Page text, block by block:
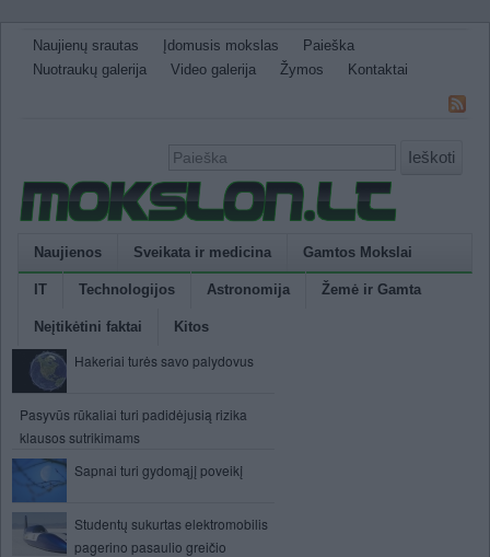
Naujienų srautas Įdomusis mokslas
Paieška
Nuotraukų galerija
Video galerija Žymos Kontaktai
Ieškoti
Naujienos Sveikata ir medicina Gamtos Mokslai
IT Technologijos Astronomija Žemė ir Gamta
Neįtikėtini faktai Kitos
Hakeriai turės savo palydovus
Pasyvūs rūkaliai turi padidėjusią rizika
klausos sutrikimams
Sapnai turi gydomąjį poveikį
Studentų sukurtas elektromobilis
pagerino pasaulio greičio